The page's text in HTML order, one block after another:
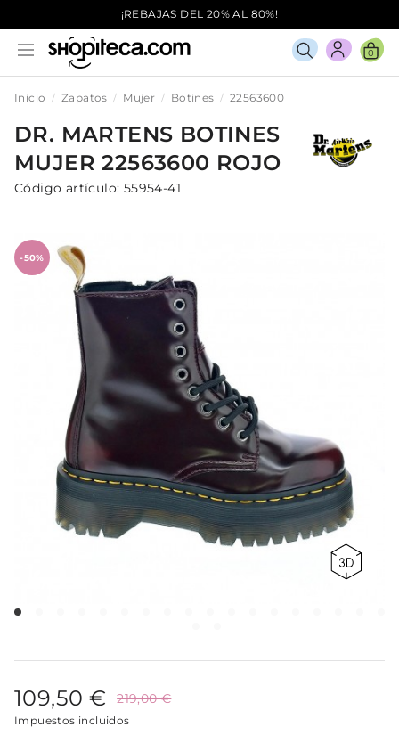
¡REBAJAS DEL 20% AL 80%!
0
Inicio Zapatos Mujer Botines 22563600
DR. MARTENS BOTINES
MUJER22563600 ROJO
Código artículo: 55954-41
-50%
109,50 € 219,00 €
Impuestos incluidos